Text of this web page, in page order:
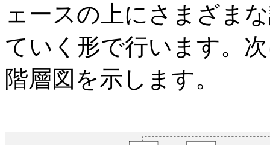
ェースの上にさまざま
ていく形で行います。
階層図を示します。